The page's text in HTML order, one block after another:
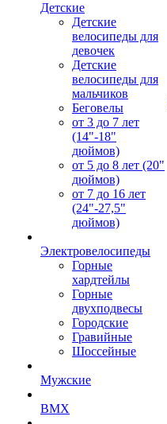
Детские
Детские
велосипеды для
девочек
Детские
велосипеды для
мальчиков
Беговелы
от 3 до 7 лет
(14"-18"
дюймов)
от 5 до 8 лет (20"
дюймов)
от 7 до 16 лет
(24"-27,5"
дюймов)
Электровелосипеды
Горные
хардтейлы
Горные
двухподвесы
Городские
Гравийные
Шоссейные
Мужские
BMX